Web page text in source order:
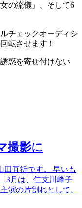
の流儀」、そして6
チェックオーディシ
転させます！
惑を寄せ付けない
撮影に
田直祈です。 早いも
3月は、仁支川峰子
演の片割れとして、